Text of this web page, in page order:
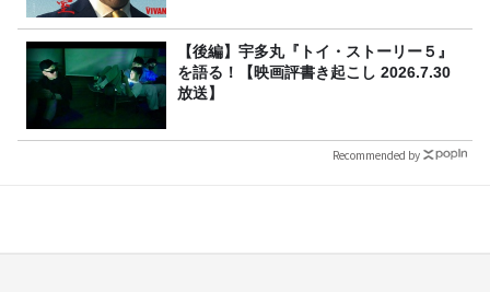
【後編】宇多丸『トイ・ストーリー５』
を語る！【映画評書き起こし 2026.7.30
放送】
Recommended by